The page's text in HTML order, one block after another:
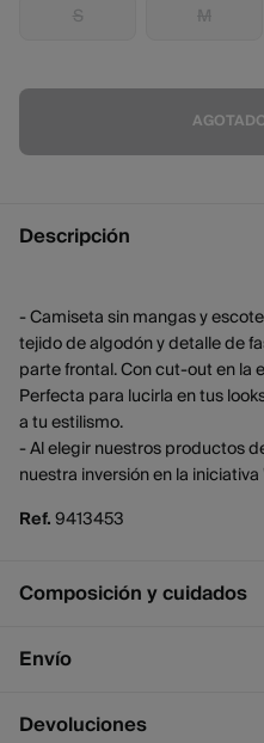
S M
Descripción
- Camiseta sin mangas y
tejido de algodón y detalle de
parte frontal. Con cut-out en la
Perfecta para lucirla en tus
a tu estilismo.
- Al elegir nuestros productos
nuestra inversión en la
Ref.9413453
Composición y cuidados
Composición
Cuidados
Envío
Envío a tienda
Devoluciones